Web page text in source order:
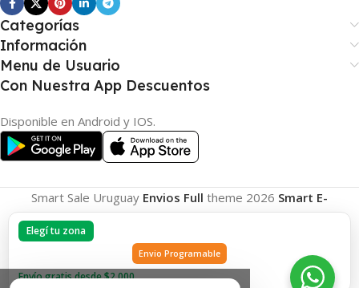
Elegí tu zona
Envio Programable
Envío gratis desde $2.000
Categorías
Información
Menu de Usuario
Con Nuestra App Descuentos
Disponible en Android y IOS.
Smart Sale Uruguay Envios Full theme 2026 Smart E-
Commerce.